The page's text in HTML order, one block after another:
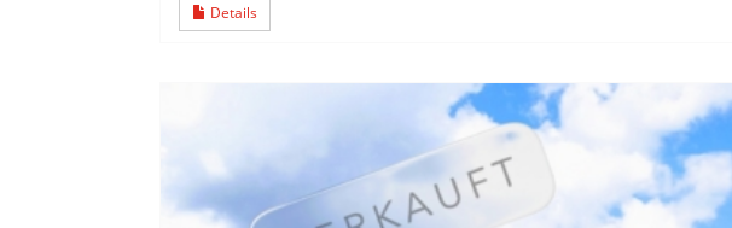
Details